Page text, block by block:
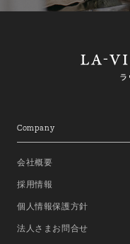
Company
会社概要
採用情報
個人情報保護方針
法人さまお問合せ